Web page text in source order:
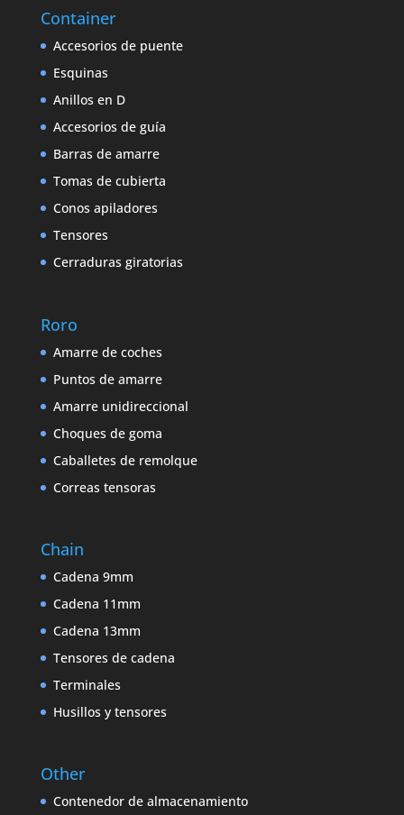
Container
Accesorios de puente
Esquinas
Anillos en D
Accesorios de guía
Barras de amarre
Tomas de cubierta
Conos apiladores
Tensores
Cerraduras giratorias
Roro
Amarre de coches
Puntos de amarre
Amarre unidireccional
Choques de goma
Caballetes de remolque
Correas tensoras
Chain
Cadena 9mm
Cadena 11mm
Cadena 13mm
Tensores de cadena
Terminales
Husillos y tensores
Other
Contenedor de almacenamiento